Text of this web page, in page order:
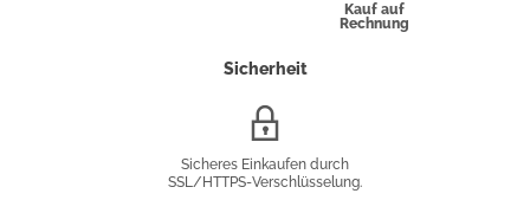
Kauf auf
Rechnung
Sicherheit
Sicheres Einkaufen durch
SSL/HTTPS-Verschlüsselung.